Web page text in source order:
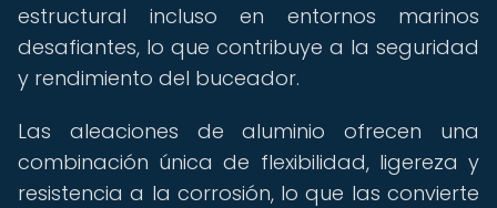
estructural incluso en entornos marinos
desafiantes, lo que contribuye a la seguridad
y rendimiento del buceador.
Las aleaciones de aluminio ofrecen una
combinación única de flexibilidad, ligereza y
resistencia a la corrosión, lo que las convierte